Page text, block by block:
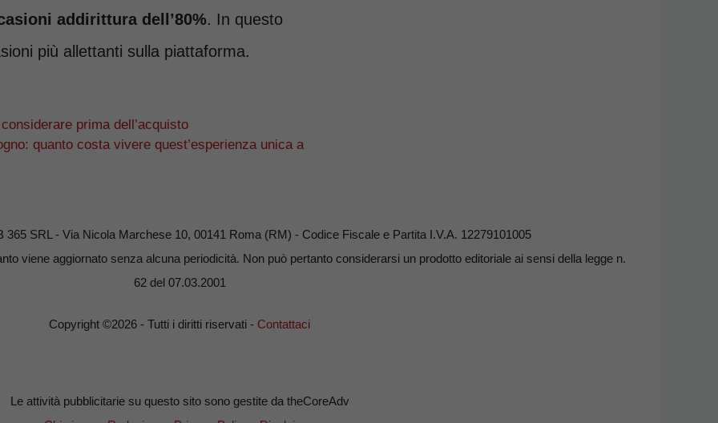
addirittura dell’80%. In questo
più allettanti sulla piattaforma.
prima dell’acquisto
quanto costa vivere quest’esperienza unica a
365 SRL - Via Nicola Marchese 10, 00141 Roma (RM) - Codice Fiscale e Partita I.V.A. 12279101005
viene aggiornato senza alcuna periodicità. Non può pertanto considerarsi un prodotto editoriale ai sensi della legge n.
62 del 07.03.2001
Copyright ©2026 - Tutti i diritti riservati - Contattaci
Le attività pubblicitarie su questo sito sono gestite da theCoreAdv